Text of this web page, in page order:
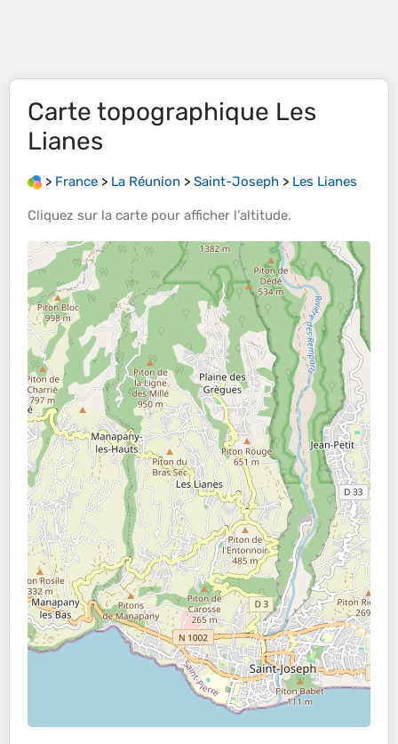
Carte topographique Les
Lianes
> France > La Réunion > Saint-Joseph > Les Lianes
Cliquez sur la carte pour afficher l’altitude.